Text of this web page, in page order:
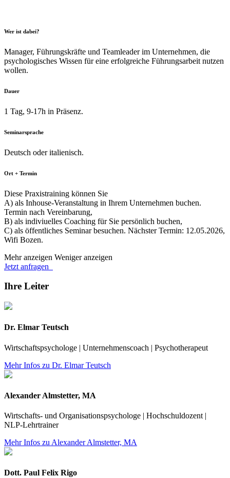
Wer ist dabei?
Manager, Führungskräfte und Teamleader im Unternehmen, die
psychologisches Wissen für eine erfolgreiche Führungsarbeit nutzen
wollen.
Dauer
1 Tag, 9-17h in Präsenz.
Seminarsprache
Deutsch oder italienisch.
Ort + Termin
Diese Praxistraining können Sie
A) als Inhouse-Veranstaltung in Ihrem Unternehmen buchen.
Termin nach Vereinbarung,
B) als indiviuelles Coaching für Sie persönlich buchen,
C) als öffentliches Seminar besuchen. Nächster Termin: 12.05.2026,
Wifi Bozen.
Mehr anzeigen Weniger anzeigen
Jetzt anfragen
Ihre Leiter
Dr. Elmar Teutsch
Wirtschaftspsychologe | Unternehmenscoach | Psychotherapeut
Mehr Infos zu Dr. Elmar Teutsch
Alexander Almstetter, MA
Wirtschafts- und Organisationspsychologe | Hochschuldozent |
NLP-Lehrtrainer
Mehr Infos zu Alexander Almstetter, MA
Dott. Paul Felix Rigo